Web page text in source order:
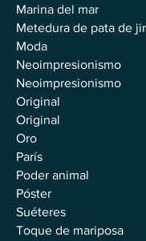
Marina del mar
Metedura de pata de
Moda
Neoimpresionismo
Neoimpresionismo
Original
Original
Oro
París
Poder animal
Póster
Suéteres
Toque de mariposa